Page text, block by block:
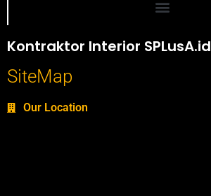
Kontraktor Interior SPLusA.id
SiteMap
Our Location